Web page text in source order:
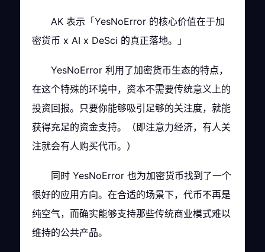
AK 表示「YesNoError 的核心价值在于加
密货币 x AI x DeSci 的真正落地。」
YesNoError 利用了加密货币生态的特点，
在这个特殊的环境中，资本不需要传统意义上的
投资回报。只要你能够吸引足够的关注度，就能
获得充足的资金支持。（即注意力经济，有人关
注就会有人购买代币。）
同时 YesNoError 也为加密货币找到了一个
很好的应用方向。在合适的场景下，代币不再是
纯空气，而确实能够支持那些传统商业模式难以
维持的公共产品。